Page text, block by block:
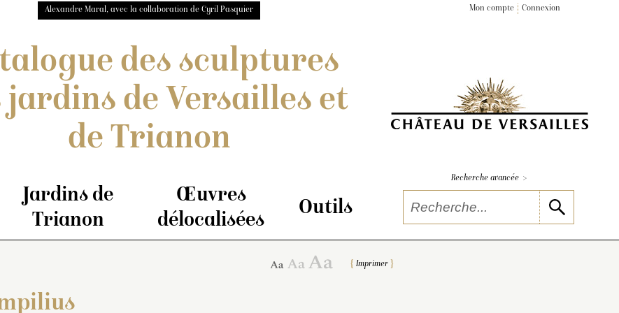
Alexandre Maral, avec la collaboration de Cyril Pasquier Mon compte Connexion
des sculptures
jardins de Versailles et
de Trianon
Jardins de
Trianon
Œuvres
délocalisées
Outils
Recherche avancée >
Imprimer